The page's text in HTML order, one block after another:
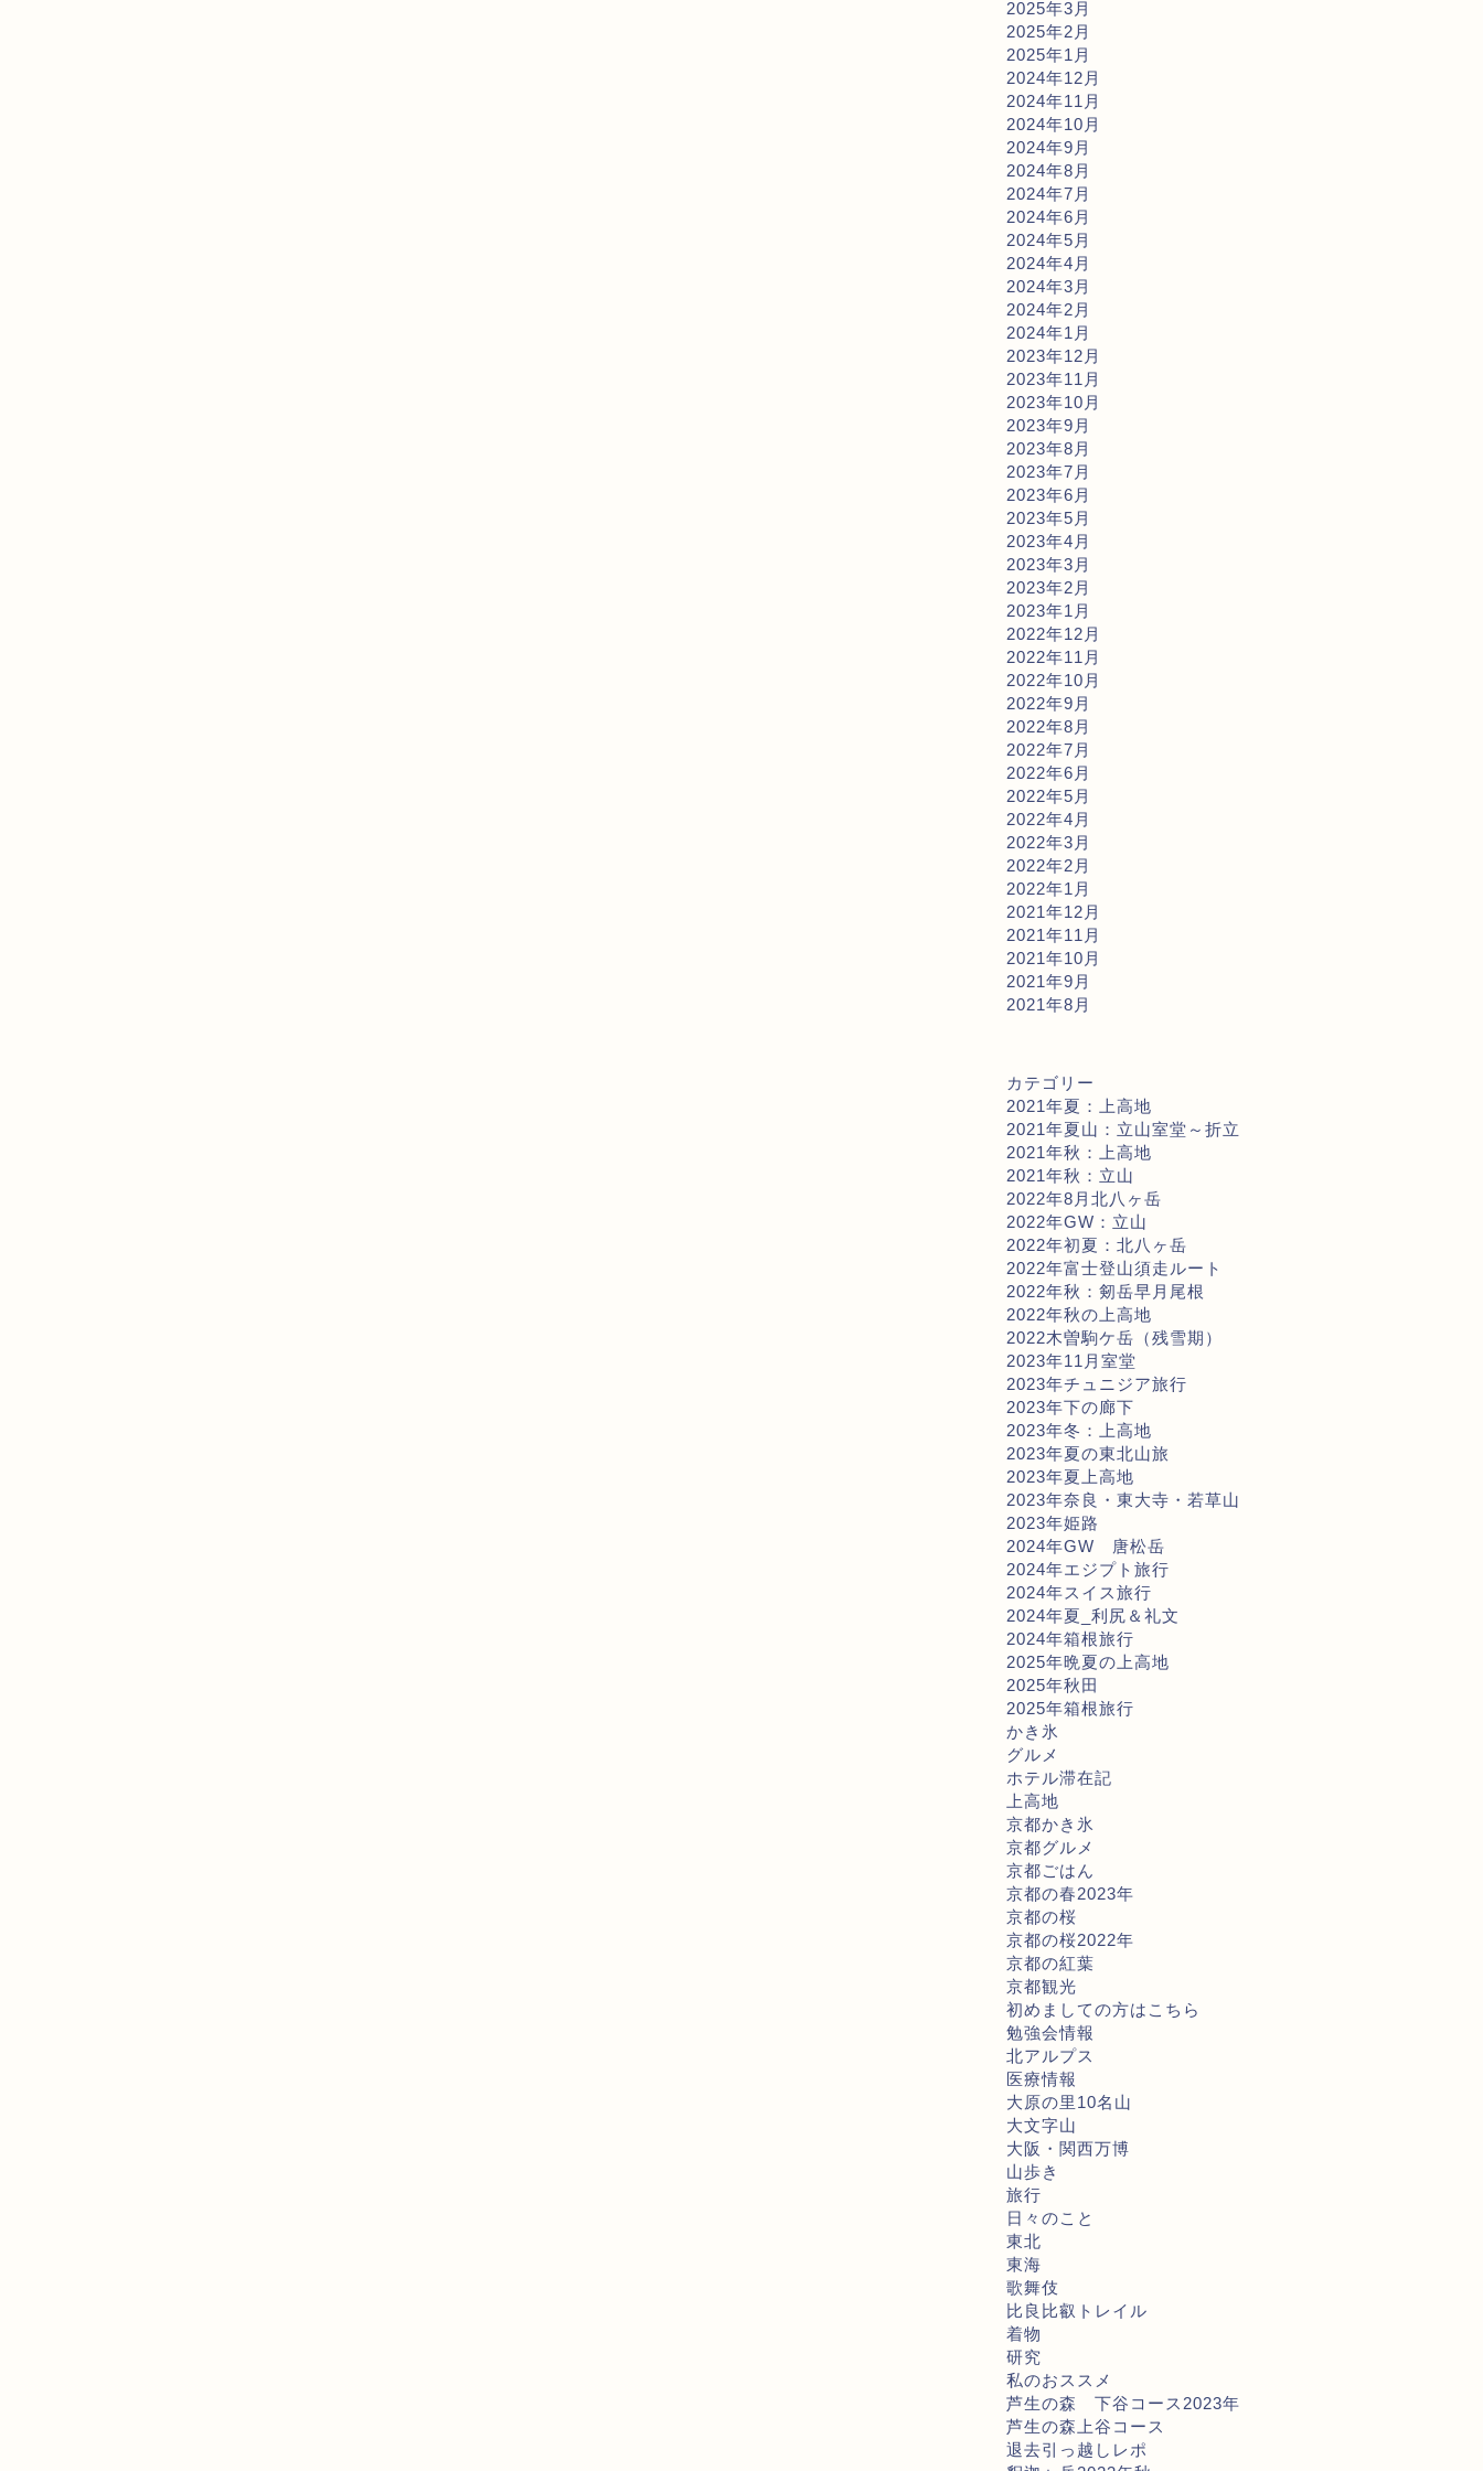
2025年3月
2025年2月
2025年1月
2024年12月
2024年11月
2024年10月
2024年9月
2024年8月
2024年7月
2024年6月
2024年5月
2024年4月
2024年3月
2024年2月
2024年1月
2023年12月
2023年11月
2023年10月
2023年9月
2023年8月
2023年7月
2023年6月
2023年5月
2023年4月
2023年3月
2023年2月
2023年1月
2022年12月
2022年11月
2022年10月
2022年9月
2022年8月
2022年7月
2022年6月
2022年5月
2022年4月
2022年3月
2022年2月
2022年1月
2021年12月
2021年11月
2021年10月
2021年9月
2021年8月
カテゴリー
2021年夏：上高地
2021年夏山：立山室堂～折立
2021年秋：上高地
2021年秋：立山
2022年8月北八ヶ岳
2022年GW：立山
2022年初夏：北八ヶ岳
2022年富士登山須走ルート
2022年秋：剱岳早月尾根
2022年秋の上高地
2022木曽駒ケ岳（残雪期）
2023年11月室堂
2023年チュニジア旅行
2023年下の廊下
2023年冬：上高地
2023年夏の東北山旅
2023年夏上高地
2023年奈良・東大寺・若草山
2023年姫路
2024年GW 唐松岳
2024年エジプト旅行
2024年スイス旅行
2024年夏_利尻＆礼文
2024年箱根旅行
2025年晩夏の上高地
2025年秋田
2025年箱根旅行
かき氷
グルメ
ホテル滞在記
上高地
京都かき氷
京都グルメ
京都ごはん
京都の春2023年
京都の桜
京都の桜2022年
京都の紅葉
京都観光
初めましての方はこちら
勉強会情報
北アルプス
医療情報
大原の里10名山
大文字山
大阪・関西万博
山歩き
旅行
日々のこと
東北
東海
歌舞伎
比良比叡トレイル
着物
研究
私のおススメ
芦生の森 下谷コース2023年
芦生の森上谷コース
退去引っ越しレポ